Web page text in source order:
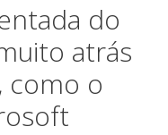
do
atrás
como o